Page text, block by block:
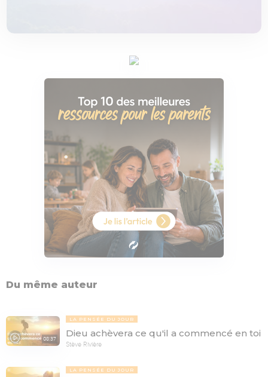
Du même auteur
08:37
LA PENSÉE DU JOUR
Dieu achèvera ce qu'il a commencé en toi
Stève Rivière
LA PENSÉE DU JOUR